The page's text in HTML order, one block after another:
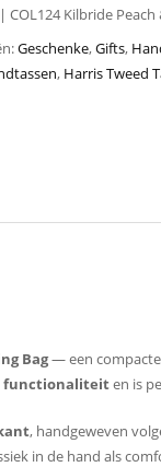
COL124 Kilbride
Geschenke,Gifts,
, Harris Tweed
Bag— een
functionaliteiten is
, handgeweven
in de hand als